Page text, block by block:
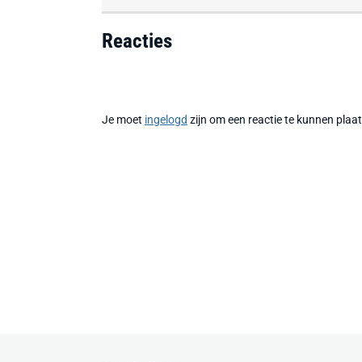
Reacties
Je moet ingelogd zijn om een reactie te kunnen